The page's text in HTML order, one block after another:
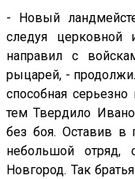
- Новый
следуя церковной
направил с
рыцарей, -
способная
тем Твердило
без боя. Оставив в
небольшой отряд,
Новгород. Так